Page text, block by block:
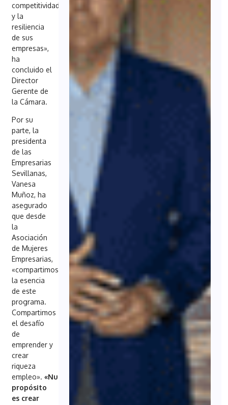
competitividad
y la
resiliencia
de sus
empresas»,
ha
concluido el
Director
Gerente de
la Cámara.
Por su
parte, la
presidenta
de las
Empresarias
Sevillanas,
Vanesa
Muñoz, ha
asegurado
que desde
la
Asociación
de Mujeres
Empresarias,
«compartimos
la esencia
de este
programa.
Compartimos
el desafío
de
emprender y
crear
riqueza
empleo».«Nuestro
propósito
es crear